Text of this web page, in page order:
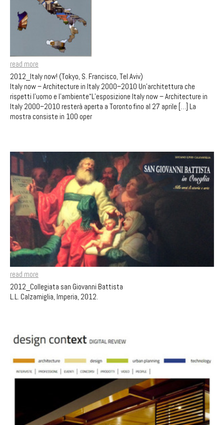
read more
2012_Italy now! (Tokyo, S. Francisco, Tel Aviv)
Italy now – Architecture in Italy 2000–2010 Un’architettura che
rispetti l’uomo e l’ambiente“L’esposizione Italy now – Architecture in
Italy 2000–2010 resterà aperta a Toronto fino al 27 aprile […] La
mostra consiste in 100 oper
read more
2012_Collegiata san Giovanni Battista
L.L. Calzamiglia, Imperia, 2012.